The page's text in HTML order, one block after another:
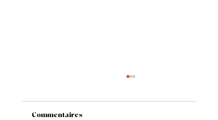
Commentaires